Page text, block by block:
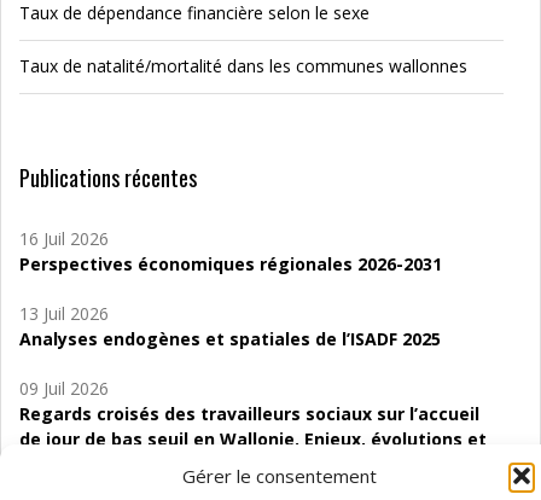
Gérer le consentement
Taux de dépendance financière selon le sexe
Taux de natalité/mortalité dans les communes wallonnes
Publications récentes
16 Juil 2026
Perspectives économiques régionales 2026-2031
13 Juil 2026
Analyses endogènes et spatiales de l’ISADF 2025
09 Juil 2026
Regards croisés des travailleurs sociaux sur l’accueil
de jour de bas seuil en Wallonie. Enjeux, évolutions et